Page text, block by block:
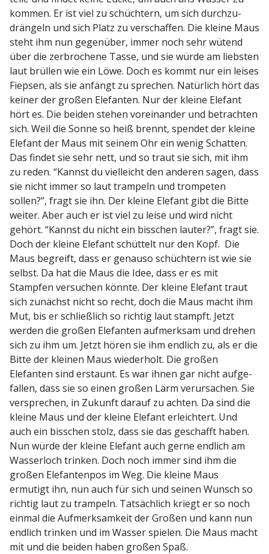
kommen. Er ist viel zu schüchtern, um sich durch­zu­
drängeln und sich Platz zu verschaffen. Die kleine Maus
steht ihm nun gegenüber, immer noch sehr wütend
über die zerbro­chene Tasse, und sie würde am liebsten
laut brüllen wie ein Löwe. Doch es kommt nur ein leises
Fiepsen, als sie anfängt zu sprechen. Natürlich hört das
keiner der großen Elefanten. Nur der kleine Elefant
hört es. Die beiden stehen vorein­ander und betrachten
sich. Weil die Sonne so heiß brennt, spendet der kleine
Elefant der Maus mit seinem Ohr ein wenig Schatten.
Das findet sie sehr nett, und so traut sie sich, mit ihm
zu reden. “Kannst du vielleicht den anderen sagen, dass
sie nicht immer so laut trampeln und trompeten
sollen?”, fragt sie ihn. Der kleine Elefant gibt die Bitte
weiter. Aber auch er ist viel zu leise und wird nicht
gehört. “Kannst du nicht ein bisschen lauter?”, fragt sie.
Doch der kleine Elefant schüttelt nur den Kopf. Die
Maus begreift, dass er genauso schüchtern ist wie sie
selbst. Da hat die Maus die Idee, dass er es mit
Stampfen versuchen könnte. Der kleine Elefant traut
sich zunächst nicht so recht, doch die Maus macht ihm
Mut, bis er schließlich so richtig laut stampft. Jetzt
werden die großen Elefanten aufmerksam und drehen
sich zu ihm um. Jetzt hören sie ihm endlich zu, als er die
Bitte der kleinen Maus wiederholt. Die großen
Elefanten sind erstaunt. Es war ihnen gar nicht aufge­
fallen, dass sie so einen großen Lärm verur­sachen. Sie
versprechen, in Zukunft darauf zu achten. Da sind die
kleine Maus und der kleine Elefant erleichtert. Und
auch ein bisschen stolz, dass sie das geschafft haben.
Nun würde der kleine Elefant auch gerne endlich am
Wasserloch trinken. Doch noch immer sind ihm die
großen Elefan­tenpos im Weg. Die kleine Maus
ermutigt ihn, nun auch für sich und seinen Wunsch so
richtig laut zu trampeln. Tatsächlich kriegt er so noch
einmal die Aufmerk­samkeit der Großen und kann nun
endlich trinken und im Wasser spielen. Die Maus macht
mit und die beiden haben großen Spaß.